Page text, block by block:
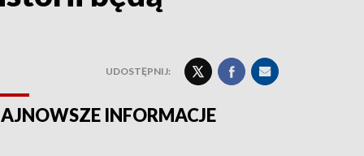
UDOSTĘPNIJ:
INFORMACJE